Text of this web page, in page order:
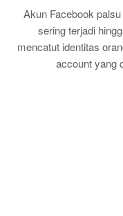
Akun Facebook
sering terjadi
mencatut identitas
account yang